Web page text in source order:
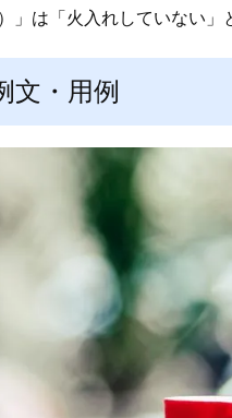
」は「火入れしていない」
文・用例